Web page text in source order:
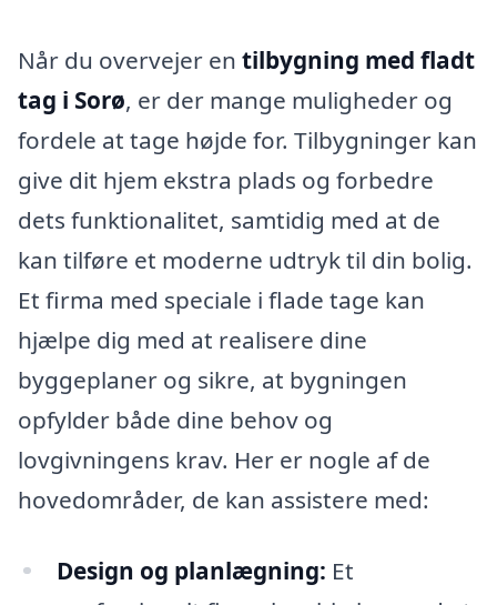
Når du overvejer en tilbygning med fladt
tag i Sorø, er der mange muligheder og
fordele at tage højde for. Tilbygninger kan
give dit hjem ekstra plads og forbedre
dets funktionalitet, samtidig med at de
kan tilføre et moderne udtryk til din bolig.
Et firma med speciale i flade tage kan
hjælpe dig med at realisere dine
byggeplaner og sikre, at bygningen
opfylder både dine behov og
lovgivningens krav. Her er nogle af de
hovedområder, de kan assistere med:
Design og planlægning: Et